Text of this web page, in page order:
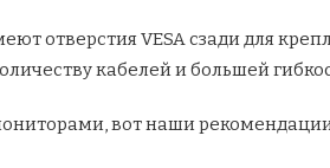
отверстия VESA сзади для
кабелей и большей
вот наши